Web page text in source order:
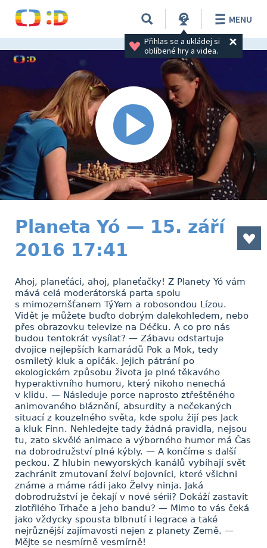
Přihlas se a ukládej si
oblíbené hry a videa.
MENU
Planeta Yó — 15. září
2016 17:41
Ahoj, planeťáci, ahoj, planeťačky! Z Planety Yó vám
mává celá moderátorská parta spolu
s mimozemšťanem TýYem a robosondou Lízou.
Vidět je můžete buďto dobrým dalekohledem, nebo
přes obrazovku televize na Déčku. A co pro nás
budou tentokrát vysílat? — Zábavu odstartuje
dvojice nejlepších kamarádů Pok a Mok, tedy
osmiletý kluk a opičák. Jejich pátrání po
ekologickém způsobu života je plné těkavého
hyperaktivního humoru, který nikoho nenechá
v klidu. — Následuje porce naprosto ztřeštěného
animovaného bláznění, absurdity a nečekaných
situací z kouzelného světa, kde spolu žijí pes Jack
a kluk Finn. Nehledejte tady žádná pravidla, nejsou
tu, zato skvělé animace a výborného humor má Čas
na dobrodružství plné kýbly. — A končíme s další
peckou. Z hlubin newyorských kanálů vybíhají svět
zachránit zmutovaní želví bojovníci, které všichni
známe a máme rádi jako Želvy ninja. Jaká
dobrodružství je čekají v nové sérii? Dokáží zastavit
zlotřilého Trhače a jeho bandu? — Mimo to vás čeká
jako vždycky spousta blbnutí i legrace a také
nejrůznější zajímavosti nejen z planety Země. —
Mějte se nesmírně vesmírně!